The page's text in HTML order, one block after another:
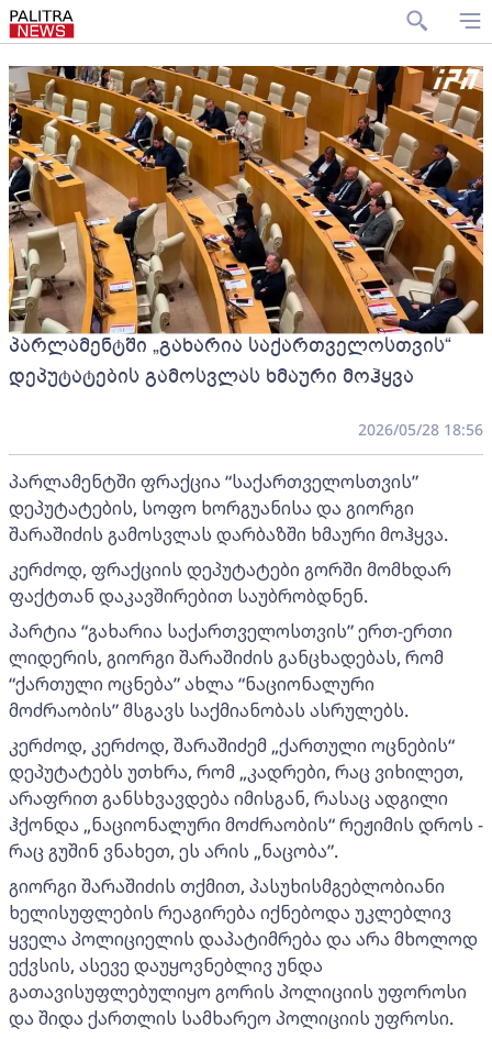
პარლამენტში „გახარია საქართველოსთვის“
დეპუტატების გამოსვლას ხმაური მოჰყვა
2026/05/28 18:56
პარლამენტში ფრაქცია “საქართველოსთვის”
დეპუტატების, სოფო ხორგუანისა და გიორგი
შარაშიძის გამოსვლას დარბაზში ხმაური მოჰყვა.
კერძოდ, ფრაქციის დეპუტატები გორში მომხდარ
ფაქტთან დაკავშირებით საუბრობდნენ.
პარტია “გახარია საქართველოსთვის” ერთ-ერთი
ლიდერის, გიორგი შარაშიძის განცხადებას, რომ
“ქართული ოცნება” ახლა “ნაციონალური
მოძრაობის” მსგავს საქმიანობას ასრულებს.
კერძოდ, კერძოდ, შარაშიძემ „ქართული ოცნების“
დეპუტატებს უთხრა, რომ „კადრები, რაც ვიხილეთ,
არაფრით განსხვავდება იმისგან, რასაც ადგილი
ჰქონდა „ნაციონალური მოძრაობის“ რეჟიმის დროს -
რაც გუშინ ვნახეთ, ეს არის „ნაცობა”.
გიორგი შარაშიძის თქმით, პასუხისმგებლობიანი
ხელისუფლების რეაგირება იქნებოდა უკლებლივ
ყველა პოლიციელის დაპატიმრება და არა მხოლოდ
ექვსის, ასევე დაუყოვნებლივ უნდა
გათავისუფლებულიყო გორის პოლიციის უფოროსი
და შიდა ქართლის სამხარეო პოლიციის უფროსი.